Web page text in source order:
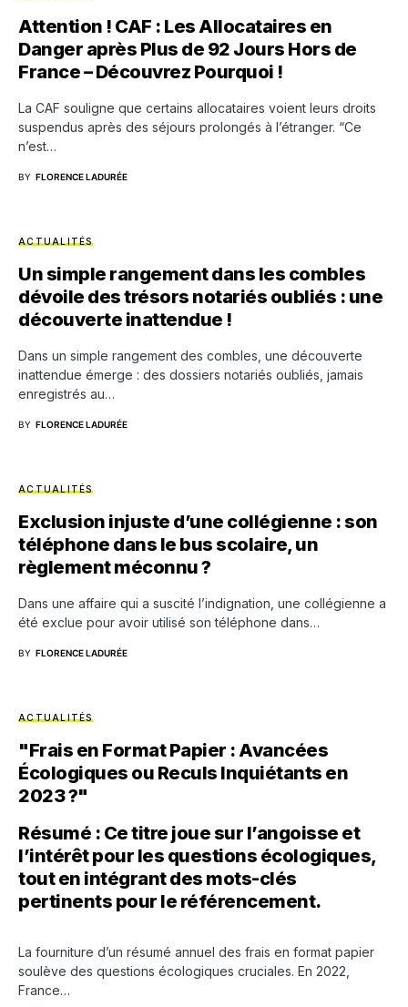
Attention ! CAF : Les Allocataires en
Danger après Plus de 92 Jours Hors de
France – Découvrez Pourquoi !
La CAF souligne que certains allocataires voient leurs droits
suspendus après des séjours prolongés à l’étranger. “Ce
n’est…
BY FLORENCE LADURÉE
ACTUALITÉS
Un simple rangement dans les combles
dévoile des trésors notariés oubliés : une
découverte inattendue !
Dans un simple rangement des combles, une découverte
inattendue émerge : des dossiers notariés oubliés, jamais
enregistrés au…
BY FLORENCE LADURÉE
ACTUALITÉS
Exclusion injuste d’une collégienne : son
téléphone dans le bus scolaire, un
règlement méconnu ?
Dans une affaire qui a suscité l’indignation, une collégienne a
été exclue pour avoir utilisé son téléphone dans…
BY FLORENCE LADURÉE
ACTUALITÉS
"Frais en Format Papier : Avancées
Écologiques ou Reculs Inquiétants en
2023 ?"
Résumé : Ce titre joue sur l’angoisse et
l’intérêt pour les questions écologiques,
tout en intégrant des mots-clés
pertinents pour le référencement.
La fourniture d’un résumé annuel des frais en format papier
soulève des questions écologiques cruciales. En 2022,
France…